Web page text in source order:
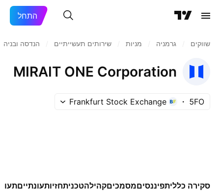
התחל
שווקים גרמניה מניות‏ שירותים תעשייתיים הנדסה ובניה
MIRAIT ONE Corporation
5FO
Frankfurt Stock Exchange
סקירה כלליתפיננסיםמסמכיםקהילהטכניתחזיותעונתיים